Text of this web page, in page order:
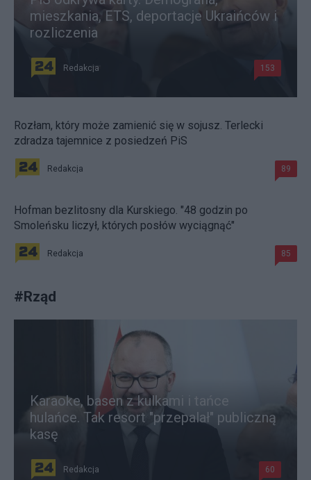
mieszkania, ETS, deportacje Ukraińców i
rozliczenia
Redakcja 153
Rozłam, który może zamienić się w sojusz. Terlecki
zdradza tajemnice z posiedzeń PiS
Redakcja 89
Hofman bezlitosny dla Kurskiego. "48 godzin po
Smoleńsku liczył, których posłów wyciągnąć"
Redakcja 85
#Rząd
Karaoke, basen z kulkami i tańce
hulańce. Tak resort "przepalał" publiczną
kasę
Redakcja 60